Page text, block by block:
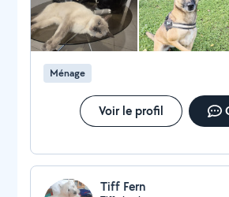
Ménage
Voir le profil
Tiff Fern